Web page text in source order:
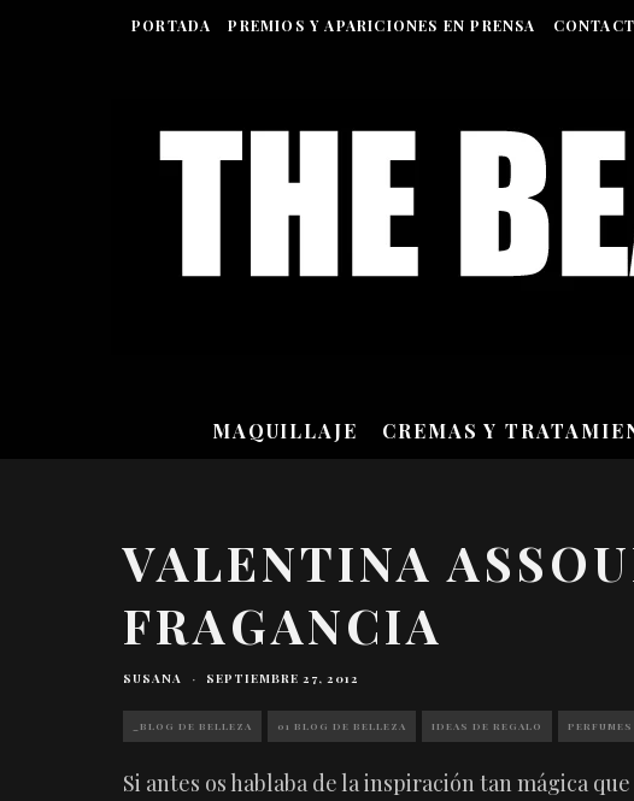
PORTADA PREMIOS Y APARICIONES EN PRENSA
MAQUILLAJE CREMAS Y
VALENTINA
FRAGANCIA
SUSANA · SEPTIEMBRE 27, 2012
_BLOG DE BELLEZA 01 BLOG DE BELLEZA IDEAS DE REGALO PERFUMES
Si antes os hablaba de la inspiración tan mágica